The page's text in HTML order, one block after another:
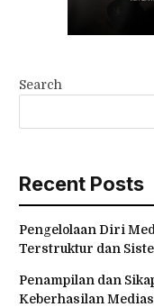
Search
Recent Posts
Pengelolaan Diri
Terstruktur dan
Penampilan dan
Keberhasilan